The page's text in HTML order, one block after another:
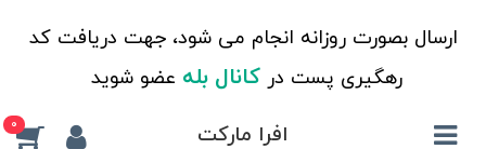
ارسال بصورت روزانه انجام می شود، جهت دریافت کد
رهگیری پست درکانال بله عضو شوید
افرا مارکت 0